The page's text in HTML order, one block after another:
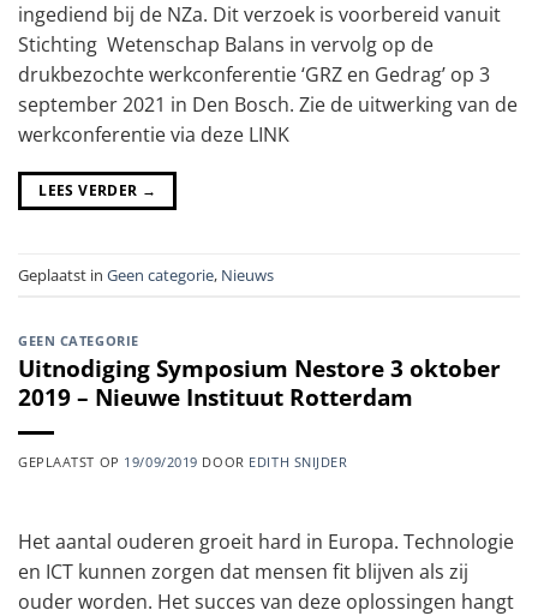
ingediend bij de NZa. Dit verzoek is voorbereid vanuit
Stichting Wetenschap Balans in vervolg op de
drukbezochte werkconferentie ‘GRZ en Gedrag’ op 3
september 2021 in Den Bosch. Zie de uitwerking van de
werkconferentie via deze LINK
LEES VERDER →
Geplaatst in Geen categorie, Nieuws
GEEN CATEGORIE
Uitnodiging Symposium Nestore 3 oktober
2019 – Nieuwe Instituut Rotterdam
GEPLAATST OP 19/09/2019 DOOR EDITH SNIJDER
Het aantal ouderen groeit hard in Europa. Technologie
en ICT kunnen zorgen dat mensen fit blijven als zij
ouder worden. Het succes van deze oplossingen hangt